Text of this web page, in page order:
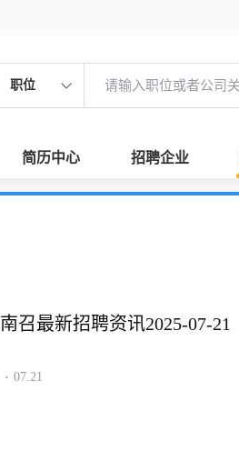
职位
简历中心 招聘企业
南召最新招聘资讯2025-07-21
· 07.21